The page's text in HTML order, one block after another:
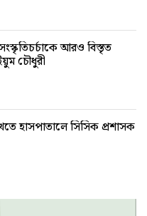
আরও বিস্তৃত
চৌধুরী
হাসপাতালে সিসিক প্রশাসক